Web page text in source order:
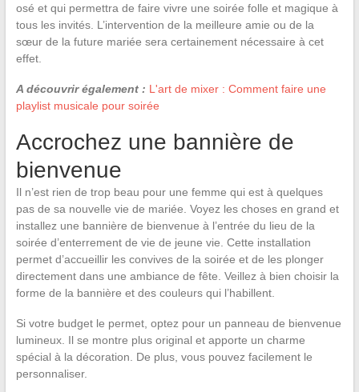
osé et qui permettra de faire vivre une soirée folle et magique à
tous les invités. L’intervention de la meilleure amie ou de la
sœur de la future mariée sera certainement nécessaire à cet
effet.
A découvrir également : L'art de mixer : Comment faire une
playlist musicale pour soirée
Accrochez une bannière de
bienvenue
Il n’est rien de trop beau pour une femme qui est à quelques
pas de sa nouvelle vie de mariée. Voyez les choses en grand et
installez une bannière de bienvenue à l’entrée du lieu de la
soirée d’enterrement de vie de jeune vie. Cette installation
permet d’accueillir les convives de la soirée et de les plonger
directement dans une ambiance de fête. Veillez à bien choisir la
forme de la bannière et des couleurs qui l’habillent.
Si votre budget le permet, optez pour un panneau de bienvenue
lumineux. Il se montre plus original et apporte un charme
spécial à la décoration. De plus, vous pouvez facilement le
personnaliser.